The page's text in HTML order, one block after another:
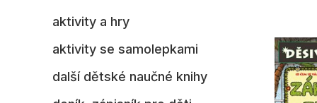
aktivity a hry
aktivity se samolepkami
další dětské naučné knihy